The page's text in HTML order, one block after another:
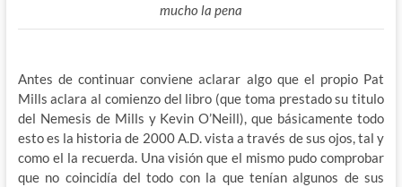
mucho la pena
Antes de continuar conviene aclarar algo que el propio Pat
Mills aclara al comienzo del libro (que toma prestado su titulo
del Nemesis de Mills y Kevin O’Neill), que básicamente todo
esto es la historia de 2000 A.D. vista a través de sus ojos, tal y
como el la recuerda. Una visión que el mismo pudo comprobar
que no coincidía del todo con la que tenían algunos de sus